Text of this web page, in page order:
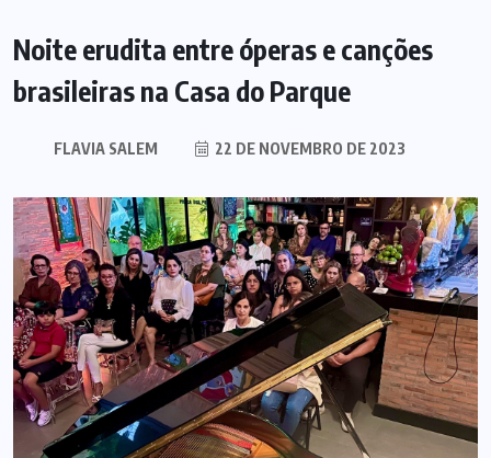
Noite erudita entre óperas e canções
brasileiras na Casa do Parque
FLAVIA SALEM 22 DE NOVEMBRO DE 2023